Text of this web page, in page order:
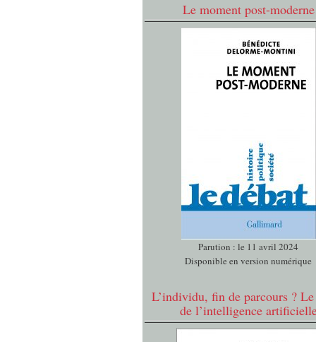
Le moment post-moderne
Parution : le 11 avril 2024
Disponible en version numérique
L’individu, fin de parcours ?
de l’intelligence